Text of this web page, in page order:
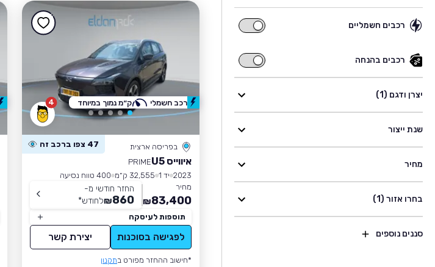
רכבים חשמליים
רכבים
רכבים בהנחה
רכבים
בהנחה
יצרן ודגם (1)
שנת ייצור
מחיר
בחרו אזור (1)
סננים נוספים
4
בפריסה ארצית 47 צפו ברכב זה
איווייס U5
PRIME
2023 יד 1 32,555 ק״מ
400 טווח נסיעה
מחיר
83,400
₪
החזר חודשי מ-
860
₪לחודש*
תוספות לעיסקה
לפגישה בסוכנות יצירת קשר
*חישוב ההחזר מפורט בתקנון
רכב חשמלי ק״מ נמוך במיוחד